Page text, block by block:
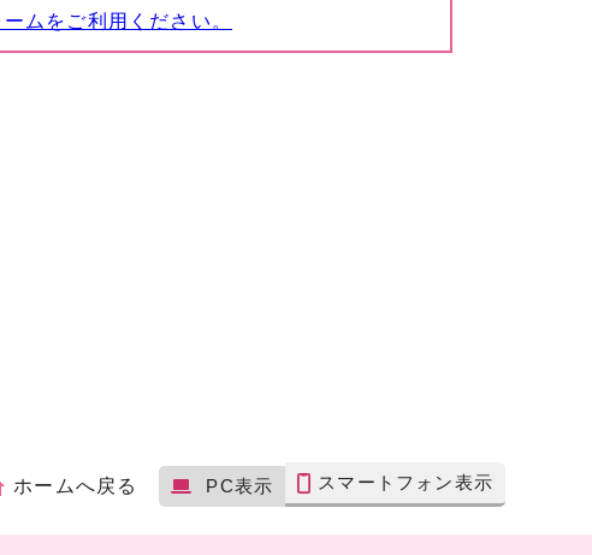
ムをご利用ください。
ホームへ戻る PC表示 スマートフォン表示